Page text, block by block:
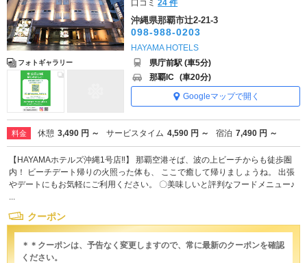
フォトギャラリー
口コミ24 件
沖縄県那覇市辻2-21-3
098-988-0203
HAYAMA HOTELS
県庁前駅 (車5分)
那覇IC (車20分)
Googleマップで開く
料金 休憩 3,490 円 ～ サービスタイム 4,590 円 ～ 宿泊 7,490 円 ～
【HAYAMAホテルズ沖縄1号店‼】 那覇空港そば、波の上ビーチからも徒歩圏
内！ ビーチデート帰りの火照った体も、 ここで癒して帰りましょうね。 出張
やデートにもお気軽にご利用ください。 〇美味しいと評判なフードメニュー♪
クーポン
＊＊クーポンは、予告なく変更しますので、常に最新のクーポンを確認
ください。